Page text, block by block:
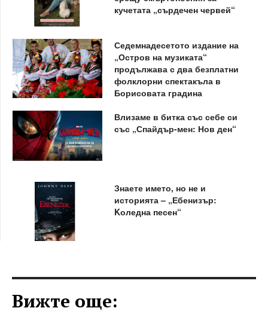
кучетата „сърдечен червей“
Седемнадесетото издание на
„Остров на музиката“
продължава с два безплатни
фолклорни спектакъла в
Борисовата градина
Влизаме в битка със себе си
със „Спайдър-мен: Нов ден“
Знаете името, но не и
историята – „Ебенизър:
Kоледна песен“
Вижте още: